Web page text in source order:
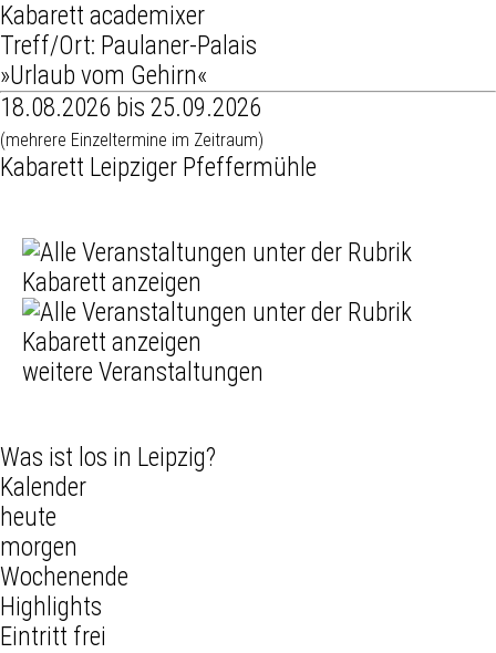
Kabarett academixer
Treff/Ort: Paulaner-Palais
»Urlaub vom Gehirn«
18.08.2026 bis 25.09.2026
(mehrere Einzeltermine im Zeitraum)
Kabarett Leipziger Pfeffermühle
weitere Veranstaltungen
Was ist los in Leipzig?
Kalender
heute
morgen
Wochenende
Highlights
Eintritt frei